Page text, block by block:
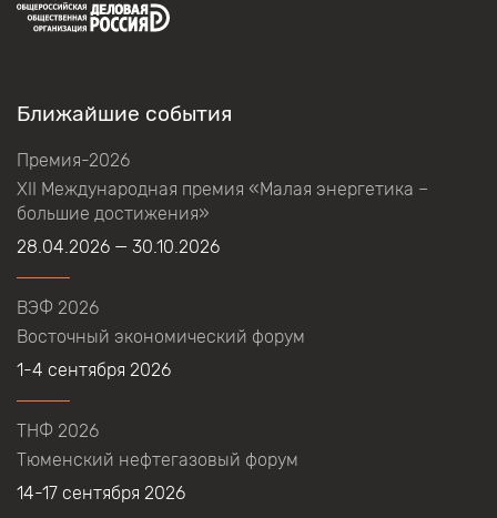
Ближайшие события
Премия-2026
XII Международная премия «Малая энергетика –
большие достижения»
28.04.2026 — 30.10.2026
ВЭФ 2026
Восточный экономический форум
1-4 сентября 2026
ТНФ 2026
Тюменский нефтегазовый форум
14-17 сентября 2026